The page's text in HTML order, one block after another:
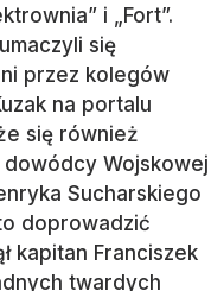
i „Fort”.
się
przez kolegów
na portalu
się również
Wojskowej
Sucharskiego
doprowadzić
kapitan Franciszek
twardych